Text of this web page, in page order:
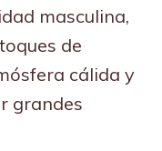
masculina,
de
cálida y
grandes